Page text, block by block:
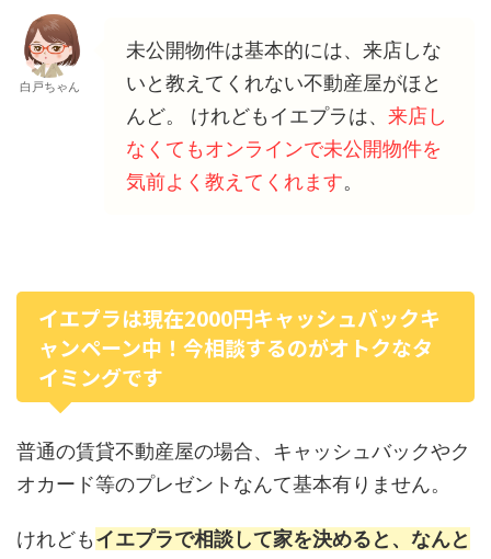
白戸ちゃん
未公開物件は基本的には、来店しな
いと教えてくれない不動産屋がほと
んど。 けれどもイエプラは、 来店し
なくてもオンラインで未公開物件を
気前よく教えてくれます。
イエプラは現在2000円キャッシュバックキ
ャンペーン中！今相談するのがオトクなタ
イミングです
普通の賃貸不動産屋の場合、キャッシュバックやク
オカード等のプレゼントなんて基本有りません。
けれどもイエプラで相談して家を決めると、なんと